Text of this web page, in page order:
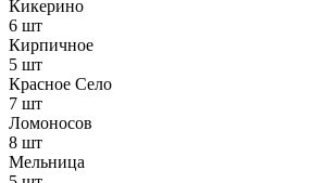
Кикерино
6 шт
Кирпичное
5 шт
Красное Село
7 шт
Ломоносов
8 шт
Мельница